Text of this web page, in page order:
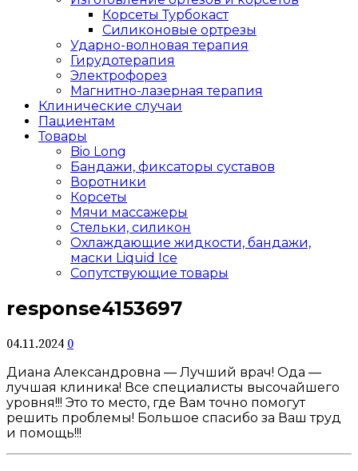
Корсеты Турбокаст
Силиконовые ортрезы
Ударно-волновая терапия
Гирудотерапия
Электрофорез
Магнитно-лазерная терапия
Клинические случаи
Пациентам
Товары
Bio Long
Бандажи, фиксаторы суставов
Воротники
Корсеты
Мячи массажеры
Стельки, силикон
Охлаждающие жидкости, бандажи,
маски Liquid Ice
Сопутствующие товары
response4153697
04.11.2024 0
Диана Александровна — Лучший врач! Ода —
лучшая клиника! Все специалисты высочайшего
уровня!!! Это то место, где Вам точно помогут
решить проблемы! Большое спасибо за Ваш труд
и помощь!!!